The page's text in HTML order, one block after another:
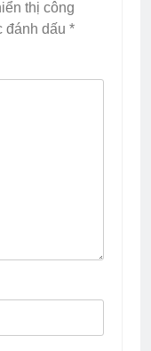
thị công
đánh dấu *